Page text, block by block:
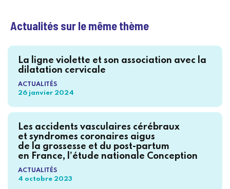
Actualités sur le même thème
La ligne violette et son association avec la
dilatation cervicale
ACTUALITÉS
26 janvier 2024
Les accidents vasculaires cérébraux
et syndromes coronaires aigus
de la grossesse et du post-partum
en France, l’étude nationale Conception
ACTUALITÉS
4 octobre 2023